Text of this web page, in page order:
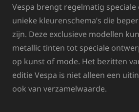
Vespa brengt regelmatig
unieke kleurenschema’s die
zijn. Deze exclusieve modellen
metallic tinten tot speciale
op kunst of mode. Het bezitten
editie Vespa is niet alleen een
ook van verzamelwaarde.